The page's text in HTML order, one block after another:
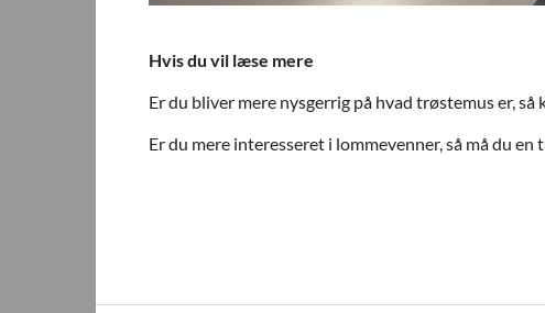
Hvis du vil læse mere
Er du bliver mere nysgerrig på hvad trøstemus er, så
Er du mere interesseret i lommevenner, så må du